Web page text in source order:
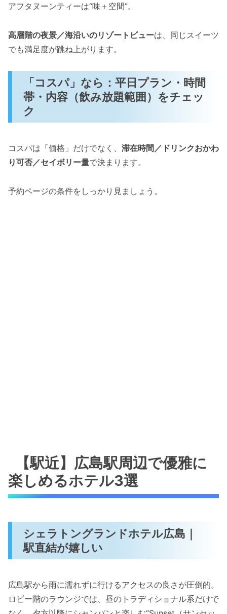
アフタヌーンティーは“味＋空間”。
高層階の夜景／海沿いのリゾートビューは、同じスイーツ
でも満足度が跳ね上がります。
「コスパ」なら：平日プラン・時間
帯・内容（飲み放題範囲）をチェッ
ク
コスパは「価格」だけでなく、 滞在時間／ドリンクおかわ
り可否／セイボリー量で決まります。
予約ページの条件をしっかり見ましょう。
【駅近】広島駅周辺で優雅に
楽しめるホテル3選
シェラトングランドホテル広島｜
駅直結が嬉しい
広島駅から雨に濡れずに行けるアクセスの良さが圧倒的。
ロビー階のラウンジでは、昼のトラディショナル系だけで